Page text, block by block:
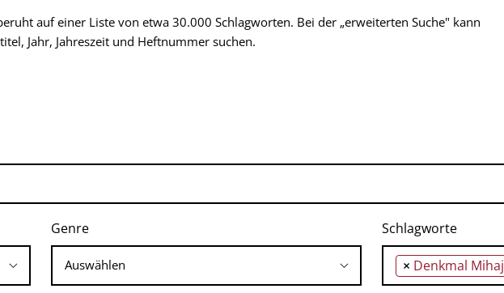
auf einer Liste von etwa 30.000 Schlagworten. Bei der „erweiterten Suche" kann
Jahr, Jahreszeit und Heftnummer suchen.
Genre Schlagworte
× Denkmal Mihajlo Obrenovic